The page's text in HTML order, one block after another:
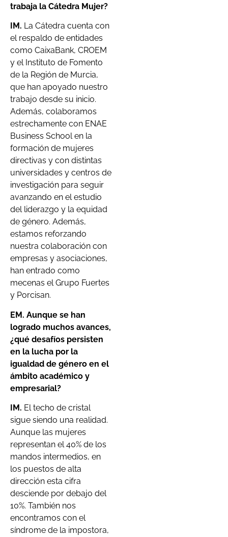
trabaja la Cátedra Mujer?
IM. La Cátedra cuenta con
el respaldo de entidades
como CaixaBank, CROEM
y el Instituto de Fomento
de la Región de Murcia,
que han apoyado nuestro
trabajo desde su inicio.
Además, colaboramos
estrechamente con ENAE
Business School en la
formación de mujeres
directivas y con distintas
universidades y centros de
investigación para seguir
avanzando en el estudio
del liderazgo y la equidad
de género. Además,
estamos reforzando
nuestra colaboración con
empresas y asociaciones,
han entrado como
mecenas el Grupo Fuertes
y Porcisan.
EM. Aunque se han
logrado muchos avances,
¿qué desafíos persisten
en la lucha por la
igualdad de género en el
ámbito académico y
empresarial?
IM. El techo de cristal
sigue siendo una realidad.
Aunque las mujeres
representan el 40% de los
mandos intermedios, en
los puestos de alta
dirección esta cifra
desciende por debajo del
10%. También nos
encontramos con el
síndrome de la impostora,